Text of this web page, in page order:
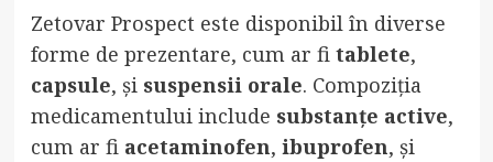
Zetovar Prospect este disponibil în diverse
forme de prezentare, cum ar fi tablete,
capsule, și suspensii orale. Compoziția
medicamentului include substanțe active,
cum ar fi acetaminofen, ibuprofen, și